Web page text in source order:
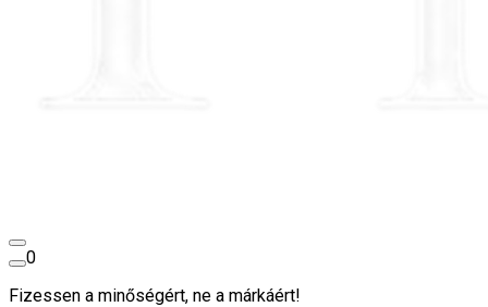
0
Fizessen a minőségért, ne a márkáért!